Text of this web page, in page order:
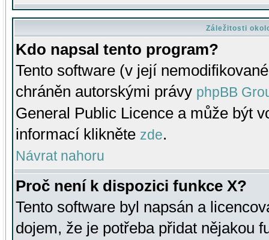
Záležitosti
Kdo napsal tento program?
Tento software (v její
chráněn autorskými právy phpBB
General Public Licence a může být
informací klikněte zde.
Návrat nahoru
Proč není k dispozici funkce X?
Tento software byl napsán a
dojem, že je potřeba přidat nějakou